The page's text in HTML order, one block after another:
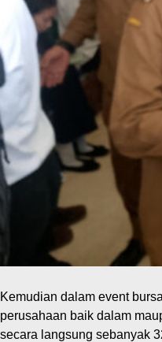
Kemudian dalam event
perusahaan baik dalam
secara langsung sebanyak